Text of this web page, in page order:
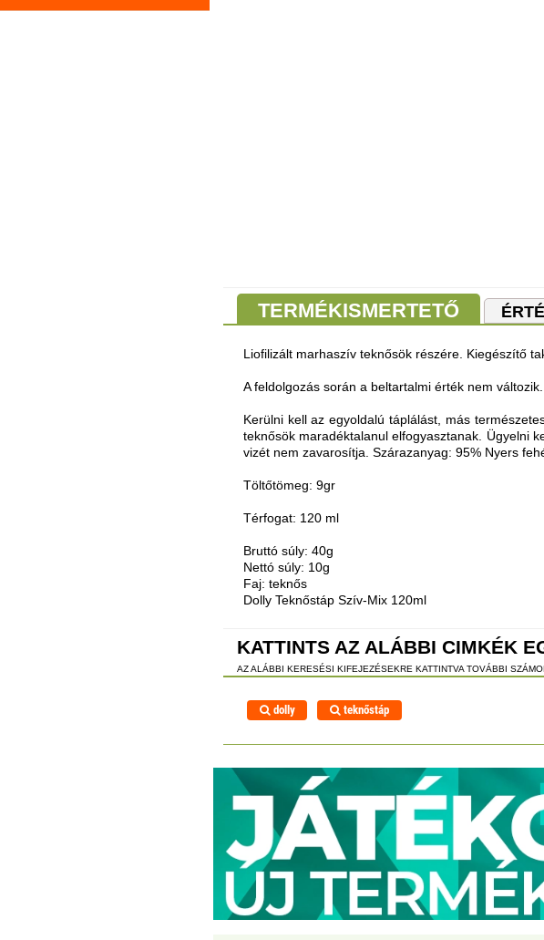
TERMÉKISMERTETŐ
Liofilizált marhaszív teknősök részére. Kiegészítő
A feldolgozás során a beltartalmi érték nem
Kerülni kell az egyoldalú táplálást, más
teknősök maradéktalanul elfogyasztanak. Ügyelni
vizét nem zavarosítja. Szárazanyag: 95% Nyers
Töltőtömeg: 9gr
Térfogat: 120 ml
Bruttó súly: 40g
Nettó súly: 10g
Faj: teknős
Dolly Teknőstáp Szív-Mix 120ml
KATTINTS AZ ALÁBBI CIMKÉK
AZ ALÁBBI KERESÉSI KIFEJEZÉSEKRE KATTINTVA TOVÁBBI
dolly teknőstáp